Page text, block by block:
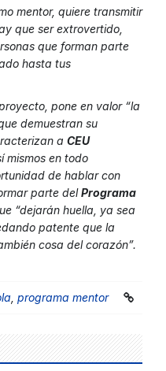
mentor, quiere transmitir
que ser extrovertido,
que forman parte
hasta tus
pone en valor “la
demuestran su
a CEU
mismos en todo
de hablar con
parte delPrograma
“dejarán huella, ya sea
patente que la
cosa del corazón”.
programa mentor